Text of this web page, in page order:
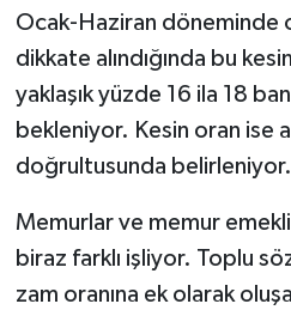
Ocak-Haziran döneminde
dikkate alındığında bu
yaklaşık yüzde 16 ila 18
bekleniyor. Kesin oran ise
doğrultusunda belirleniyor.
Memurlar ve memur
biraz farklı işliyor. Toplu
zam oranına ek olarak
Yaşam
Yeme-İçme
Yemek